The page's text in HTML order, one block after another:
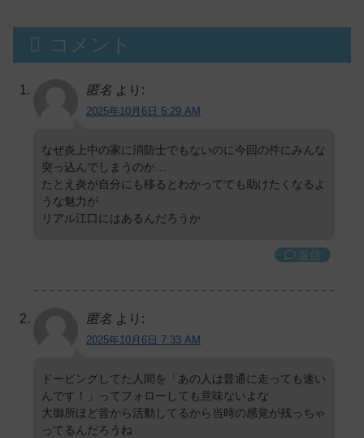
コメント
匿名 より:
2025年10月6日 5:29 AM
なぜ炎上中の家に消防士でもないのに今回の件にみんな
突っ込んでしまうのか…
たとえ炎が自分にも移るとわかってても助けたくなるよ
うな魅力が
リアル江口にはあるんだろうか
返信
匿名 より:
2025年10月6日 7:33 AM
ドーピングしてた人間を「あの人は普通に走っても速い
んです！」ってフォローしても意味ないよな
大御所ほど昔から活動してるから当時の感覚が残っちゃ
ってるんだろうね